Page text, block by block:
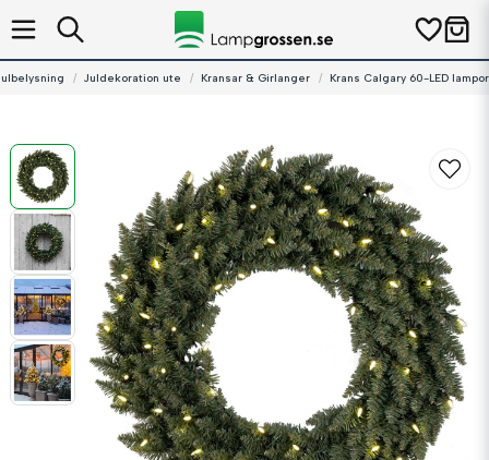
Juldekoration ute Kransar & Girlanger Krans Calgary 60-LED